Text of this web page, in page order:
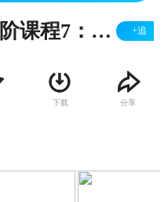
[UHD·技术培训]进阶课程7：TCP IP协议2 +追
下载 分享